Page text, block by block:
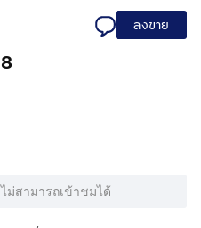
ลงขาย
ม่สามารถเข้าชมได้